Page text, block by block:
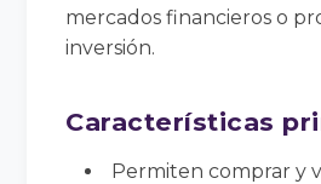
mercados financieros o
inversión.
Características
Permiten comprar y